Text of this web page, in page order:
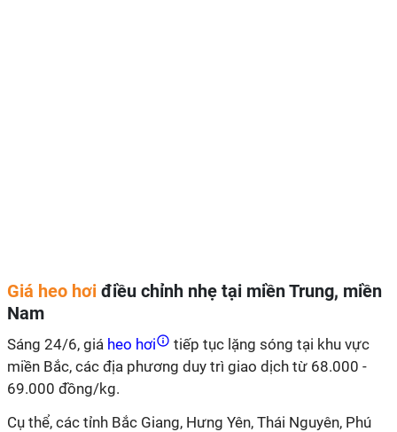
Giá heo hơi điều chỉnh nhẹ tại miền Trung, miền
Nam
Sáng 24/6, giá heo hơi
tiếp tục lặng sóng tại khu vực
miền Bắc, các địa phương duy trì giao dịch từ 68.000 -
69.000 đồng/kg.
Cụ thể, các tỉnh Bắc Giang, Hưng Yên, Thái Nguyên, Phú